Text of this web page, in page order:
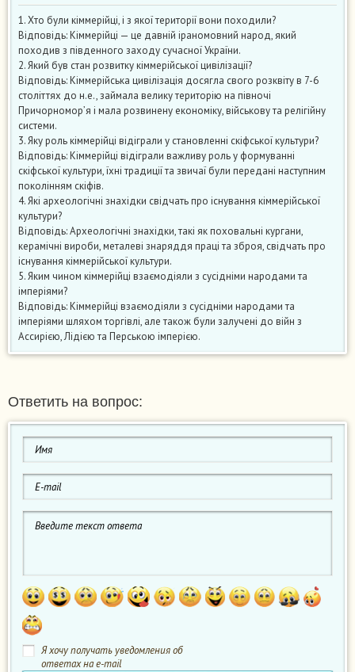
1. Хто були кіммерійці, і з якої території вони походили?
Відповідь: Кіммерійці — це давній іраномовний народ, який
походив з південного заходу сучасної України.
2. Який був стан розвитку кіммерійської цивілізації?
Відповідь: Кіммерійська цивілізація досягла свого розквіту в 7-6
століттях до н.е., займала велику територію на півночі
Причорномор’я і мала розвинену економіку, військову та релігійну
системи.
3. Яку роль кіммерійці відіграли у становленні скіфської культури?
Відповідь: Кіммерійці відіграли важливу роль у формуванні
скіфської культури, їхні традиції та звичаї були передані наступним
поколінням скіфів.
4. Які археологічні знахідки свідчать про існування кіммерійської
культури?
Відповідь: Археологічні знахідки, такі як поховальні кургани,
керамічні вироби, металеві знаряддя праці та зброя, свідчать про
існування кіммерійської культури.
5. Яким чином кіммерійці взаємодіяли з сусідніми народами та
імперіями?
Відповідь: Кіммерійці взаємодіяли з сусідніми народами та
імперіями шляхом торгівлі, але також були залучені до війн з
Ассирією, Лідією та Перською імперією.
Ответить на вопрос:
Я хочу получать уведомления об
ответах на e-mail